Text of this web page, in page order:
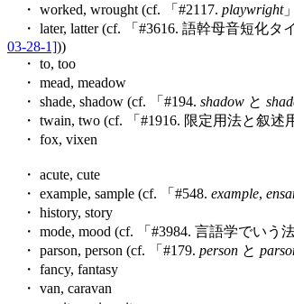
・ worked, wrought (cf. 「#2117. playwright
・ later, latter (cf. 「#3616. 語幹母音短化タ
03-28-1]))
・ to, too
・ mead, meadow
・ shade, shadow (cf. 「#194. shadow と
・ twain, two (cf. 「#1916. 限定用法と叙
・ fox, vixen
・ acute, cute
・ example, sample (cf. 「#548. example,
・ history, story
・ mode, mood (cf. 「#3984. 言語学でいう
・ parson, person (cf. 「#179. person と
・ fancy, fantasy
・ van, caravan